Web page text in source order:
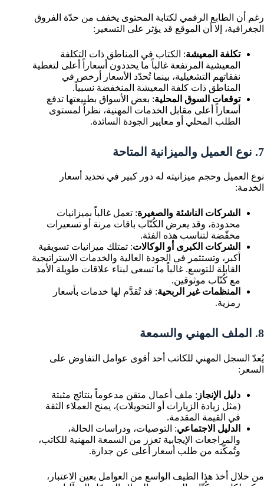
رغم أن الطابع الرقمي لكتابة المحتوى يخفف من حدّة الفروق
الجغرافية، إلا أن الموقع قد يؤثر على التسعير:
تكلفة المعيشة: الكتاب في المناطق ذات التكلفة
المعيشية المرتفعة غالباً ما يحددون أسعاراً أعلى لتغطية
نفقاتهم التشغيلية، بينما تُحدّد الأسعار أرخص في
المناطق ذات كلفة المعيشة المنخفضة نسبياً.
توقعات السوق المحلية: بعض الأسواق بطبيعتها تدفع
أسعاراً أعلى مقابل الخدمات المهنية، نظراً لمستوى
الطلب المحلي أو معايير الجودة السائدة.
7. نوع العميل والميزانية المتاحة
نوع العميل وحجم ميزانيته له دور كبير في تحديد أسعار
الخدمة:
الشركات الناشئة والصغيرة: تعمل غالباً بميزانيات
محدودة، وقد يعرض الكُتّاب باقات مرنة أو تسعيرات
مخفّضة لتناسب هذه الفئة.
الشركات الكبرى أو الوكالات: تمتلك ميزانيات تسويقية
أكبر، وتستثمر في الجودة العالية والخدمات الاستراتيجية
القابلة للتوسع. غالباً ما تسعى لبناء علاقات طويلة الأمد
مع كُتّاب موثوقين.
المنظمات غير الربحية: قد تُقدَّم لها خدمات بأسعار
رمزية.
8. الملف المهني والسمعة
يُعدّ السجل المهني للكاتب أحد أقوى عوامل التفاوض على
السعر:
دليل الإنجاز : ملف أعمال متقن مدعوماً بنتائج مثبتة
(مثل زيادة الزيارات أو التحويلات)، يمنح العملاء الثقة
في القيمة المقدمة.
الدليل الاجتماعي: التوصيات، ودراسات الحالة،
والمراجعات الإيجابية تعزز من السمعة المهنية للكاتب،
وتُمكّنه من طلب أسعار أعلى عن جدارة.
من خلال أخذ هذا الطيف الواسع من العوامل بعين الاعتبار،